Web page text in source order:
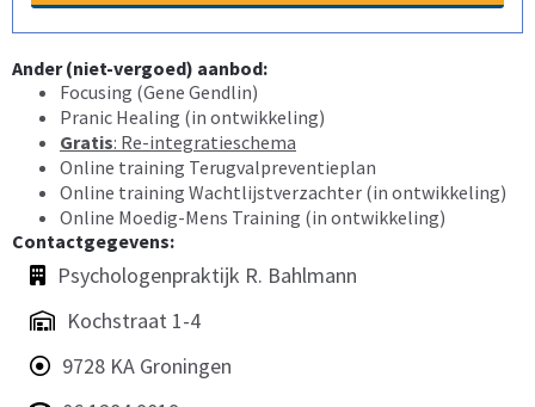
Ander (niet-vergoed) aanbod:
Focusing (Gene Gendlin)
Pranic Healing (in ontwikkeling)
Gratis: Re-integratieschema
Online training Terugvalpreventieplan
Online training Wachtlijstverzachter (in ontwikkeling)
Online Moedig-Mens Training (in ontwikkeling)
Contactgegevens:
Psychologenpraktijk R. Bahlmann
Kochstraat 1-4
9728 KA Groningen